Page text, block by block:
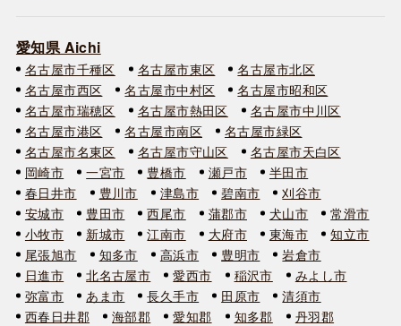
愛知県 Aichi
名古屋市千種区 名古屋市東区
名古屋市北区
名古屋市西区
名古屋市中村区
名古屋市昭和区
名古屋市瑞穂区
名古屋市熱田区
名古屋市中川区
名古屋市港区
名古屋市南区
名古屋市緑区
名古屋市名東区
名古屋市守山区
名古屋市天白区
岡崎市
一宮市 豊橋市 瀬戸市
半田市
春日井市
豊川市 津島市 碧南市
刈谷市
安城市
豊田市 西尾市 蒲郡市 犬山市
常滑市
小牧市
新城市 江南市 大府市 東海市
知立市
尾張旭市
知多市 高浜市 豊明市
岩倉市
日進市
北名古屋市 愛西市 稲沢市
みよし市
弥富市
あま市 長久手市 田原市
清須市
西春日井郡
海部郡 愛知郡 知多郡
丹羽郡